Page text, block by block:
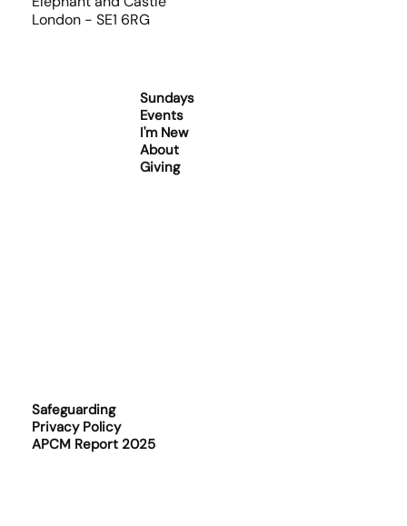
London - SE1 6RG
Sundays
Events
I'm New
About
Giving
Safeguarding
Privacy Policy
APCM Report 2025